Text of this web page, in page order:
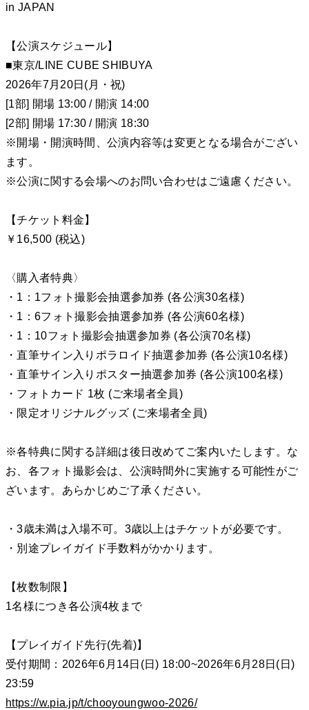
in JAPAN
【公演スケジュール】
■東京/LINE CUBE SHIBUYA
2026年7月20日(月・祝)
[1部] 開場 13:00 / 開演 14:00
[2部] 開場 17:30 / 開演 18:30
※開場・開演時間、公演内容等は変更となる場合がござい
ます。
※公演に関する会場へのお問い合わせはご遠慮ください。
【チケット料金】
￥16,500 (税込)
〈購入者特典〉
・1：1フォト撮影会抽選参加券 (各公演30名様)
・1：6フォト撮影会抽選参加券 (各公演60名様)
・1：10フォト撮影会抽選参加券 (各公演70名様)
・直筆サイン入りポラロイド抽選参加券 (各公演10名様)
・直筆サイン入りポスター抽選参加券 (各公演100名様)
・フォトカード 1枚 (ご来場者全員)
・限定オリジナルグッズ (ご来場者全員)
※各特典に関する詳細は後日改めてご案内いたします。な
お、各フォト撮影会は、公演時間外に実施する可能性がご
ざいます。あらかじめご了承ください。
・3歳未満は入場不可。3歳以上はチケットが必要です。
・別途プレイガイド手数料がかかります。
【枚数制限】
1名様につき各公演4枚まで
【プレイガイド先行(先着)】
受付期間：2026年6月14日(日) 18:00~2026年6月28日(日)
23:59
https://w.pia.jp/t/chooyoungwoo-2026/